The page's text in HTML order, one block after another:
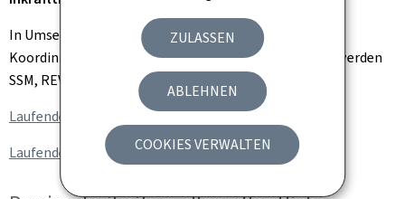
ZULASSEN
ABLEHNEN
COOKIES VERWALTEN
In Umsetzung der Vereinbarung des dreiparteilichen
Koordinierungsausschusses vom 28. September 2022 werden
SSM, REVIS und RPGH im Jahr 2023 um 3,2% erhöht.
Laufendes Gesetzgebungsverfahren(SSM)
Laufendes Gesetzgebungsverfahren(REVIS & RPGH)